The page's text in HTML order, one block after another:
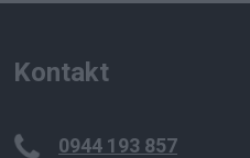
Kontakt
0944 193 857